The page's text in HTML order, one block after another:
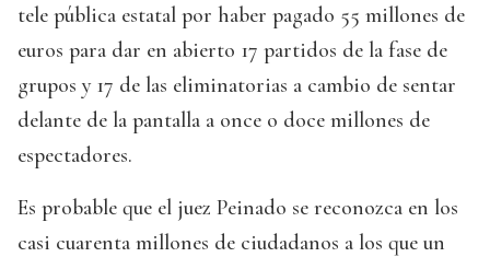
tele pública estatal por haber pagado 55 millones de
euros para dar en abierto 17 partidos de la fase de
grupos y 17 de las eliminatorias a cambio de sentar
delante de la pantalla a once o doce millones de
espectadores.
Es probable que el juez Peinado se reconozca en los
casi cuarenta millones de ciudadanos a los que un